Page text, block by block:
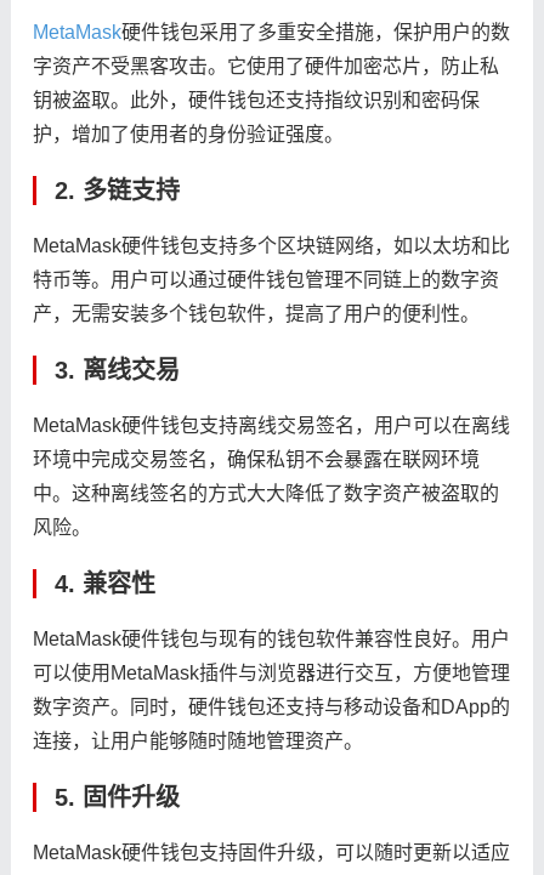
MetaMask硬件钱包采用了多重安全措施，保护用户的数
字资产不受黑客攻击。它使用了硬件加密芯片，防止私
钥被盗取。此外，硬件钱包还支持指纹识别和密码保
护，增加了使用者的身份验证强度。
2. 多链支持
MetaMask硬件钱包支持多个区块链网络，如以太坊和比
特币等。用户可以通过硬件钱包管理不同链上的数字资
产，无需安装多个钱包软件，提高了用户的便利性。
3. 离线交易
MetaMask硬件钱包支持离线交易签名，用户可以在离线
环境中完成交易签名，确保私钥不会暴露在联网环境
中。这种离线签名的方式大大降低了数字资产被盗取的
风险。
4. 兼容性
MetaMask硬件钱包与现有的钱包软件兼容性良好。用户
可以使用MetaMask插件与浏览器进行交互，方便地管理
数字资产。同时，硬件钱包还支持与移动设备和DApp的
连接，让用户能够随时随地管理资产。
5. 固件升级
MetaMask硬件钱包支持固件升级，可以随时更新以适应